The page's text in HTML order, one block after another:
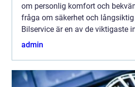
om personlig komfort och
fråga om säkerhet och
Bilservice är en av de viktigaste
admin